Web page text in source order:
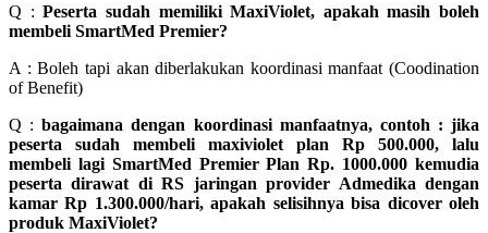
Q :Peserta sudah memiliki MaxiViolet, apakah masih boleh
membeli SmartMed Premier?
A : Boleh tapi akan diberlakukan koordinasi manfaat (Coodination
of Benefit)
Q :bagaimana dengan koordinasi manfaatnya, contoh : jika
peserta sudah membeli maxiviolet plan Rp 500.000, lalu
membeli lagi SmartMed Premier Plan Rp. 1000.000 kemudia
peserta dirawat di RS jaringan provider Admedika dengan
kamar Rp 1.300.000/hari, apakah selisihnya bisa dicover oleh
produk MaxiViolet?